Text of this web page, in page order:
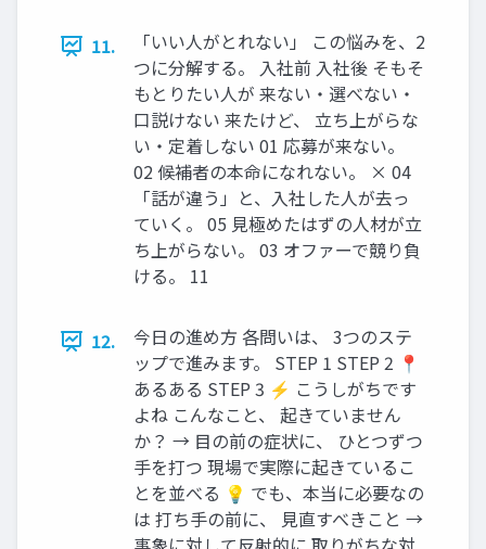
11.
「いい人がとれない」 この悩みを、2
つに分解する。 入社前 入社後 そもそ
もとりたい人が 来ない・選べない・
口説けない 来たけど、 立ち上がらな
い・定着しない 01 応募が来ない。
02 候補者の本命になれない。 × 04
「話が違う」と、入社した人が去っ
ていく。 05 見極めたはずの人材が立
ち上がらない。 03 オファーで競り負
ける。 11
12.
今日の進め方 各問いは、 3つのステ
ップで進みます。 STEP 1 STEP 2 📍
あるある STEP 3 ⚡ こうしがちです
よね こんなこと、 起きていません
か？ → 目の前の症状に、 ひとつずつ
手を打つ 現場で実際に起きているこ
とを並べる 💡 でも、本当に必要なの
は 打ち手の前に、 見直すべきこと →